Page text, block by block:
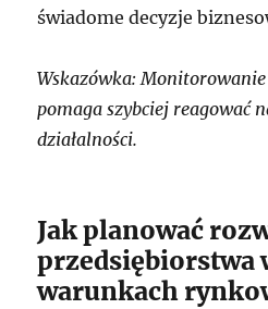
świadome decyzje
Wskazówka:
pomaga szybciej reagować
działalności.
Jak planować
przedsiębiorstwa
warunkach